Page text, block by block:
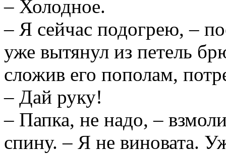
– Холодное.
– Я сейчас подогрею, –
уже вытянул из петель
сложив его пополам,
– Дай руку!
– Папка, не надо, –
спину. – Я не виновата.